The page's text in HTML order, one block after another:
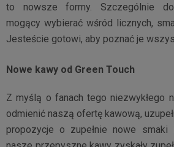
to nowsze formy. Szczególnie
mogący wybierać wśród licznych,
Jesteście gotowi, aby poznać je
Nowe kawy od Green Touch
Z myślą o fanach tego niezwykłego
odmienić naszą ofertę kawową,
propozycje o zupełnie nowe smaki